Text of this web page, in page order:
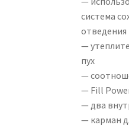
система
—
пух
—
— Fill
— два
— карман